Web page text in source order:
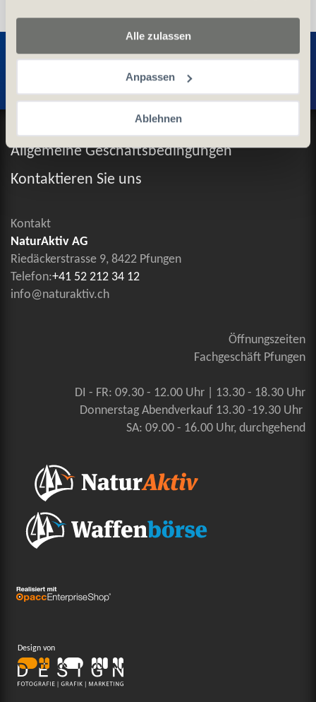
Alle zulassen
Anpassen
Ablehnen
Entdecken Sie weitere Produkte
Datenschutz und Cookie-Richtlinien
Allgemeine Geschäftsbedingungen
Kontaktieren Sie uns
Kontakt
NaturAktiv AG
Riedäckerstrasse 9, 8422 Pfungen
Telefon:+41 52 212 34 12
info@naturaktiv.ch
Öffnungszeiten
Fachgeschäft Pfungen
DI - FR: 09.30 - 12.00 Uhr | 13.30 - 18.30 Uhr
Donnerstag Abendverkauf 13.30 -19.30 Uhr
SA: 09.00 - 16.00 Uhr, durchgehend
Design von